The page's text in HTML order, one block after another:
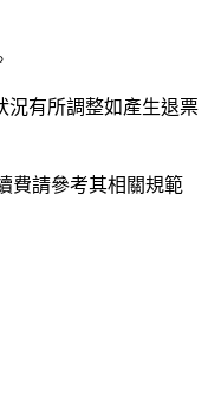
有所調整如產生退票
費請參考其相關規範